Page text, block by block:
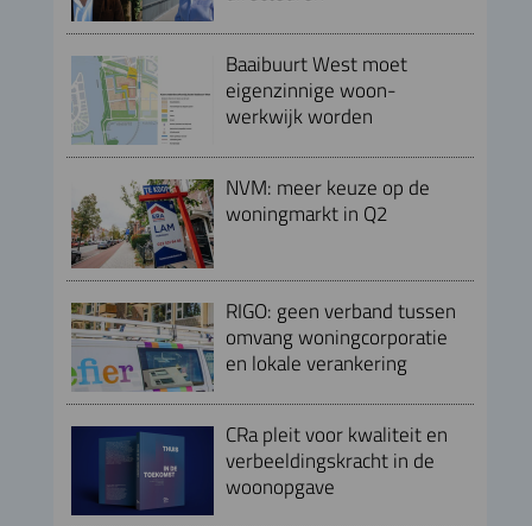
Baaibuurt West moet
eigenzinnige woon-
werkwijk worden
NVM: meer keuze op de
woningmarkt in Q2
RIGO: geen verband tussen
omvang woningcorporatie
en lokale verankering
CRa pleit voor kwaliteit en
verbeeldingskracht in de
woonopgave